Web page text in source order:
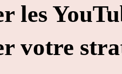
les
votre